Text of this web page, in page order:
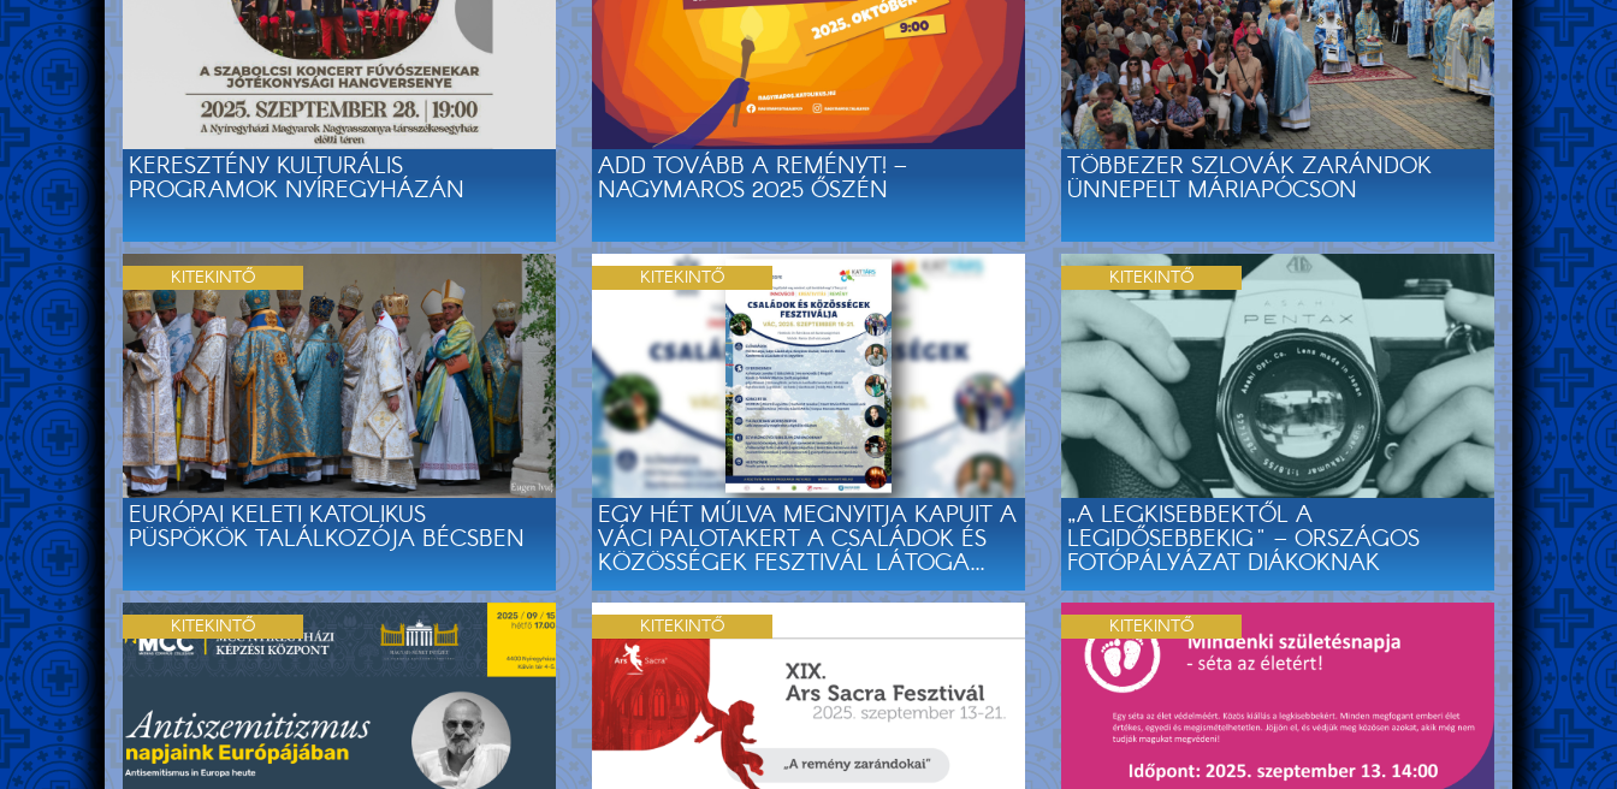
KERESZTÉNY KULTURÁLIS
PROGRAMOK NYÍREGYHÁZÁN
ADD TOVÁBB A REMÉNYT! –
NAGYMAROS 2025 ŐSZÉN
TÖBBEZER SZLOVÁK ZARÁNDOK
ÜNNEPELT MÁRIAPÓCSON
EURÓPAI KELETI KATOLIKUS
PÜSPÖKÖK TALÁLKOZÓJA BÉCSBEN
KITEKINTŐ
EGY HÉT MÚLVA MEGNYITJA KAPUIT A
VÁCI PALOTAKERT A CSALÁDOK ÉS
KÖZÖSSÉGEK FESZTIVÁL LÁTOGA...
KITEKINTŐ
„A LEGKISEBBEKTŐL A
LEGIDŐSEBBEKIG" – ORSZÁGOS
FOTÓPÁLYÁZAT DIÁKOKNAK
KITEKINTŐ
KITEKINTŐ KITEKINTŐ KITEKINTŐ